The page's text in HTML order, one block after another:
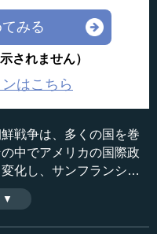
みる
されません）
はこちら
戦争は、多くの国を巻
中でアメリカの国際政
化し、サンフランシス
交戦国との間に講和が
に安定化に向かい、自
による所得倍増計画へ
▼